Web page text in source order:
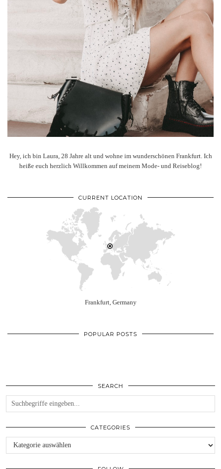
Hey, ich bin Laura, 28 Jahre alt und wohne im wunderschönen Frankfurt. Ich
heiße euch herzlich Willkommen auf meinem Mode- und Reiseblog!
CURRENT LOCATION
Frankfurt, Germany
POPULAR POSTS
SEARCH
CATEGORIES
Categories